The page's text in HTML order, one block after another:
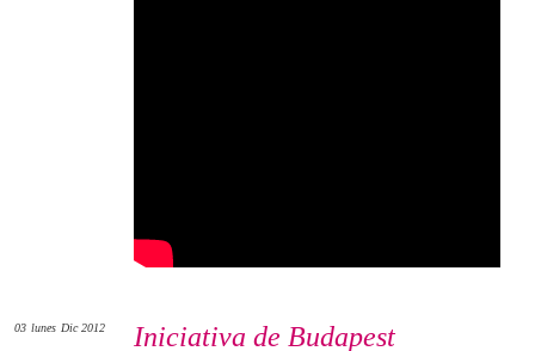
Iniciativa de Budapest
03 lunes Dic 2012